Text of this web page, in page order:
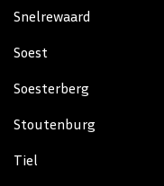
Snelrewaard
Soest
Soesterberg
Stoutenburg
Tiel